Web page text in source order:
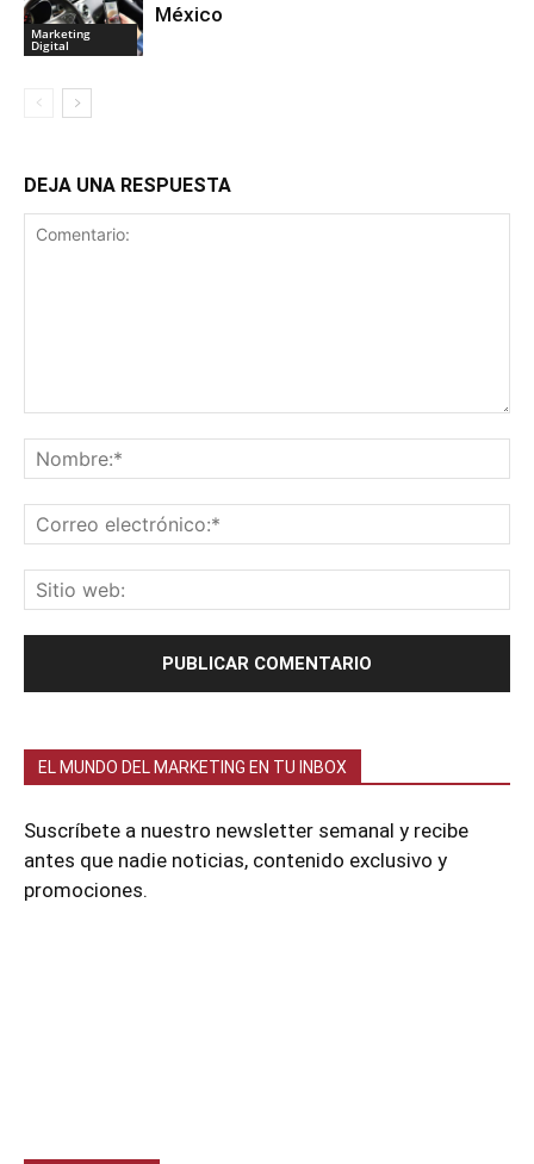
Marketing
Digital
México
DEJA UNA RESPUESTA
EL MUNDO DEL MARKETING EN TU INBOX
Suscríbete a nuestro newsletter semanal y recibe
antes que nadie noticias, contenido exclusivo y
promociones.